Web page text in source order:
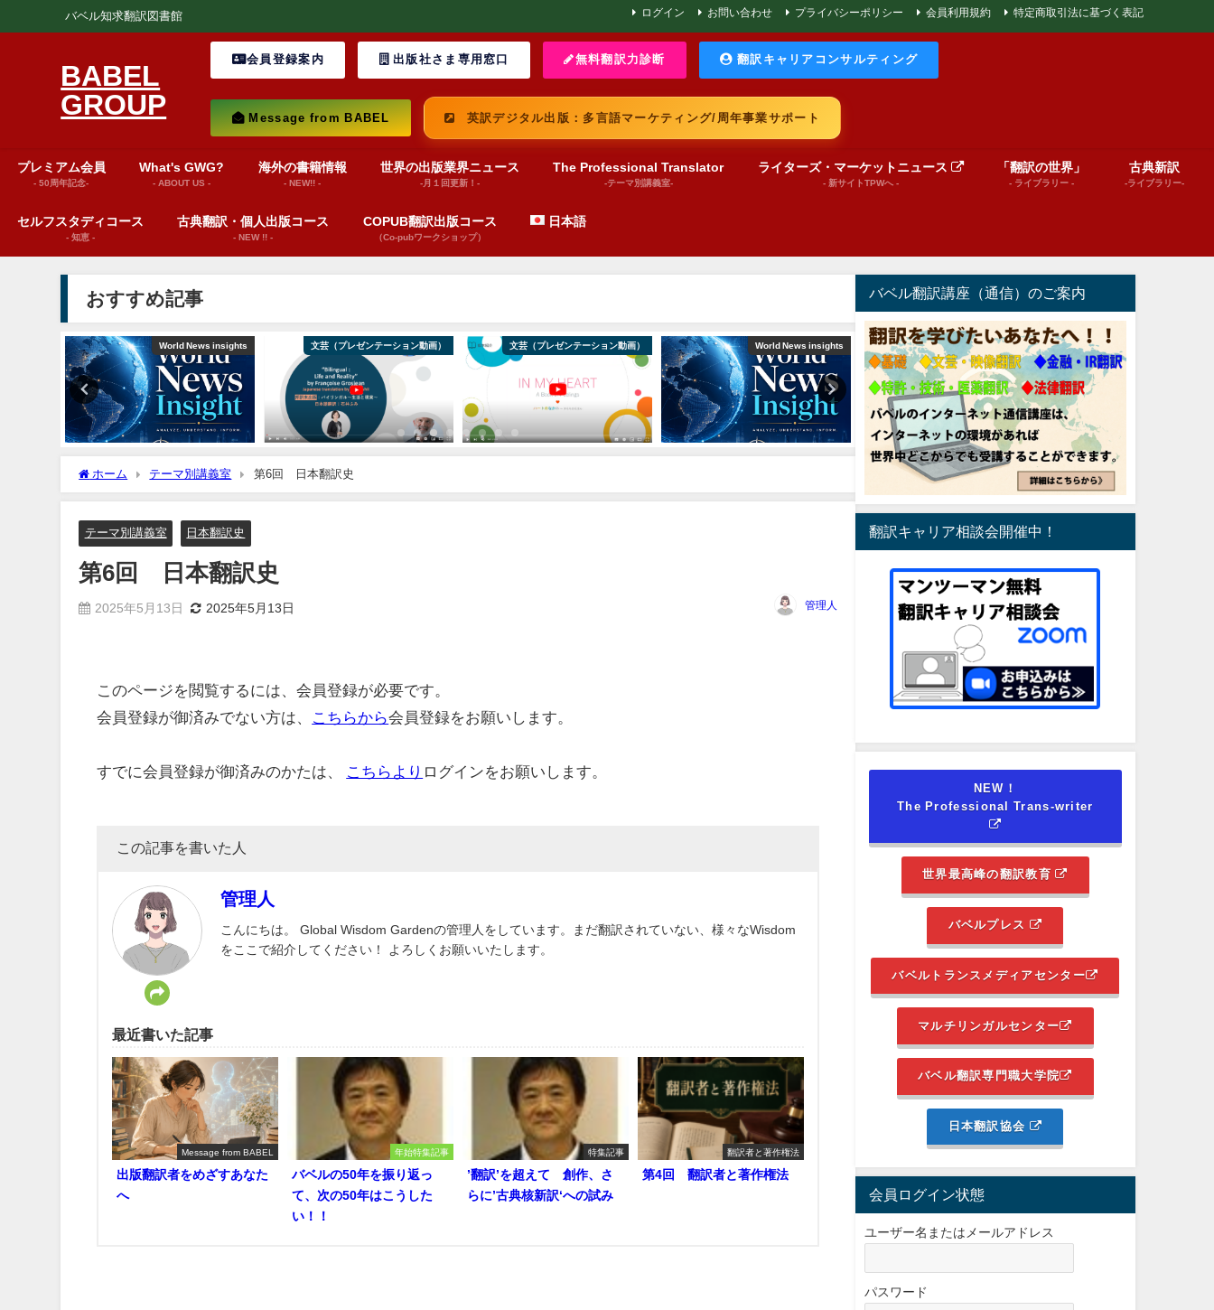
バベル知求翻訳図書館 ログイン お問い合わせ プライバシーポリシー 会員利用規約 特定商取引法に基づく表記
BABEL
GROUP
会員登録案内 出版社さま専用窓口 無料翻訳力診断 翻訳キャリアコンサルティング
Message from BABEL 英訳デジタル出版：多言語マーケティング/周年事業サポート
プレミアム会員
- 50周年記念-
What's GWG?
- ABOUT US -
海外の書籍情報
- NEW!! -
世界の出版業界ニュース
-月１回更新！-
The Professional Translator
-テーマ別講義室-
ライターズ・マーケットニュース
- 新サイトTPWへ -
「翻訳の世界」
- ライブラリー -
古典新訳
-ライブラリー-
セルフスタディコース
- 知恵 -
古典翻訳・個人出版コース
- NEW !! -
COPUB翻訳出版コース
（Co-pubワークショップ）
日本語
おすすめ記事
World News insights 文芸（プレゼンテーション動画） 文芸（プレゼンテーション動画） World News insights Message from BABEL 絵本（プレゼンテーショ
ホーム テーマ別講義室 第6回 日本翻訳史
テーマ別講義室 日本翻訳史
第6回 日本翻訳史
2025年5月13日 2025年5月13日 管理人
このページを閲覧するには、会員登録が必要です。
会員登録が御済みでない方は、
こちらから会員登録をお願いします。
すでに会員登録が御済みのかたは、 こちらより ログインをお願いします。
この記事を書いた人
管理人
こんにちは。 Global Wisdom Gardenの管理人をしています。まだ翻訳されていない、様々なWisdom
をここで紹介してください！ よろしくお願いいたします。
最近書いた記事
Message from BABEL
出版翻訳者をめざすあなた
へ
年始特集記事
バベルの50年を振り返っ
て、次の50年はこうした
い！！
特集記事
’翻訳’を超えて 創作、さ
らに’古典核新訳‘への試み
翻訳者と著作権法
第4回 翻訳者と著作権法
バベル翻訳講座（通信）のご案内
翻訳キャリア相談会開催中！
NEW！
The Professional Trans-writer
世界最高峰の翻訳教育
バベルプレス
バベルトランスメディアセンター
マルチリンガルセンター
バベル翻訳専門職大学院
日本翻訳協会
会員ログイン状態
ユーザー名またはメールアドレス
パスワード